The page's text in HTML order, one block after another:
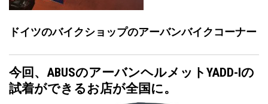
ドイツのバイクショップのアーバンバイクコーナー
今回、ABUSのアーバンヘルメットYADD-Iの
試着ができるお店が全国に。